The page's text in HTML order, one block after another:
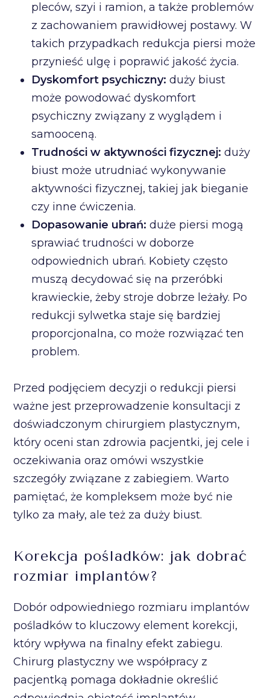
pleców, szyi i ramion, a także problemów
z zachowaniem prawidłowej postawy. W
takich przypadkach redukcja piersi może
przynieść ulgę i poprawić jakość życia.
Dyskomfort psychiczny: duży biust
może powodować dyskomfort
psychiczny związany z wyglądem i
samooceną.
Trudności w aktywności fizycznej: duży
biust może utrudniać wykonywanie
aktywności fizycznej, takiej jak bieganie
czy inne ćwiczenia.
Dopasowanie ubrań: duże piersi mogą
sprawiać trudności w doborze
odpowiednich ubrań. Kobiety często
muszą decydować się na przeróbki
krawieckie, żeby stroje dobrze leżały. Po
redukcji sylwetka staje się bardziej
proporcjonalna, co może rozwiązać ten
problem.
Przed podjęciem decyzji o redukcji piersi
ważne jest przeprowadzenie konsultacji z
doświadczonym chirurgiem plastycznym,
który oceni stan zdrowia pacjentki, jej cele i
oczekiwania oraz omówi wszystkie
szczegóły związane z zabiegiem. Warto
pamiętać, że kompleksem może być nie
tylko za mały, ale też za duży biust.
Korekcja pośladków: jak dobrać
rozmiar implantów?
Dobór odpowiedniego rozmiaru implantów
pośladków to kluczowy element korekcji,
który wpływa na finalny efekt zabiegu.
Chirurg plastyczny we współpracy z
pacjentką pomaga dokładnie określić